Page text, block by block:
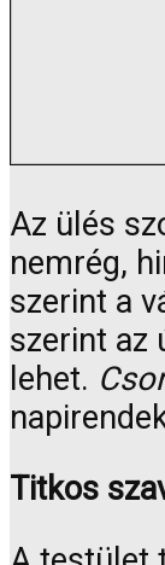
Az ülés
nemrég,
szerint a
szerint az
lehet.
Titkos